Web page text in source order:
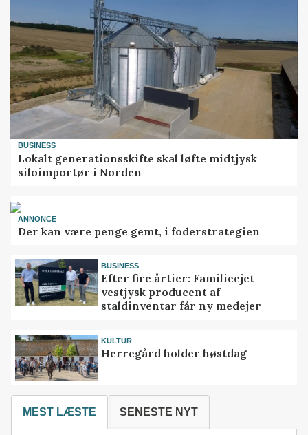
BUSINESS
Lokalt generationsskifte skal løfte midtjysk
siloimportør i Norden
ANNONCE
Der kan være penge gemt, i foderstrategien
BUSINESS
Efter fire årtier: Familieejet
vestjysk producent af
staldinventar får ny medejer
KULTUR
Herregård holder høstdag
MEST LÆSTE SENESTE NYT